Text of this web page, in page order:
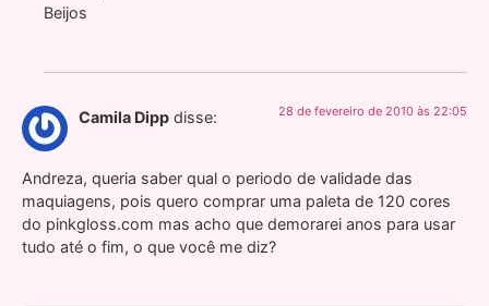
Beijos
Camila Dipp disse: 28 de fevereiro de 2010 às 22:05
Andreza, queria saber qual o periodo de validade das
maquiagens, pois quero comprar uma paleta de 120 cores
do pinkgloss.com mas acho que demorarei anos para usar
tudo até o fim, o que você me diz?